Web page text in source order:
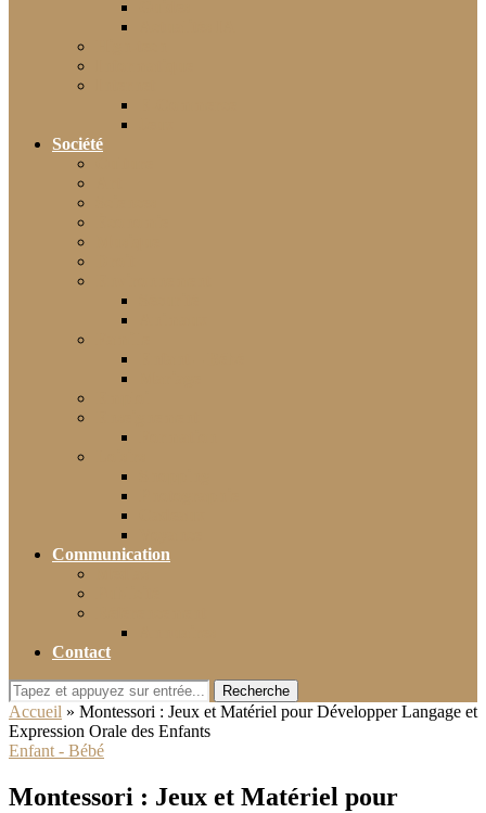
Société
Communication
Contact
Recherche
Accueil » Montessori : Jeux et Matériel pour Développer Langage et
Expression Orale des Enfants
Enfant - Bébé
Montessori : Jeux et Matériel pour